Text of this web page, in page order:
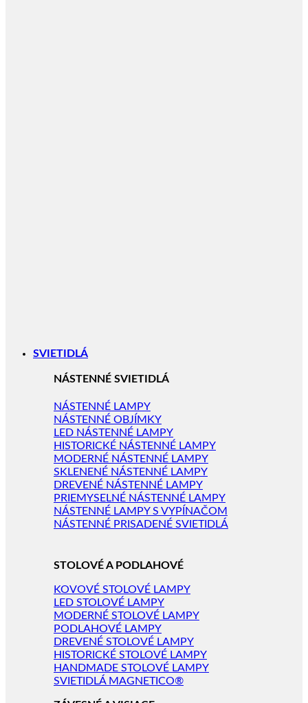
SVIETIDLÁ
NÁSTENNÉ SVIETIDLÁ
NÁSTENNÉ LAMPY
NÁSTENNÉ OBJÍMKY
LED NÁSTENNÉ LAMPY
HISTORICKÉ NÁSTENNÉ LAMPY
MODERNÉ NÁSTENNÉ LAMPY
SKLENENÉ NÁSTENNÉ LAMPY
DREVENÉ NÁSTENNÉ LAMPY
PRIEMYSELNÉ NÁSTENNÉ LAMPY
NÁSTENNÉ LAMPY S VYPÍNAČOM
NÁSTENNÉ PRISADENÉ SVIETIDLÁ
STOLOVÉ A PODLAHOVÉ
KOVOVÉ STOLOVÉ LAMPY
LED STOLOVÉ LAMPY
MODERNÉ STOLOVÉ LAMPY
PODLAHOVÉ LAMPY
DREVENÉ STOLOVÉ LAMPY
HISTORICKÉ STOLOVÉ LAMPY
HANDMADE STOLOVÉ LAMPY
SVIETIDLÁ MAGNETICO®